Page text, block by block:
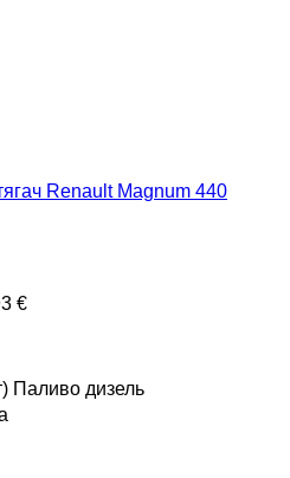
Renault Magnum 440
€
Паливо дизель